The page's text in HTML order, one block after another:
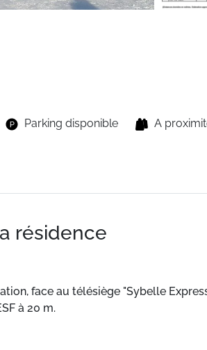
Parking disponible A
résidence
face au télésiège "Sybelle
à 20 m.